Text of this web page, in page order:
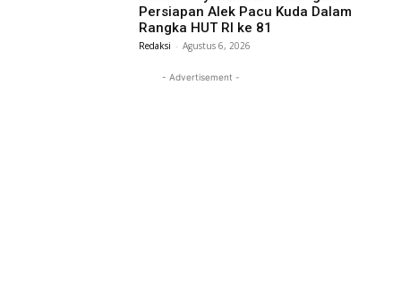
Persiapan Alek Pacu Kuda Dalam
Rangka HUT RI ke 81
Redaksi - Agustus 6, 2026
- Advertisement -